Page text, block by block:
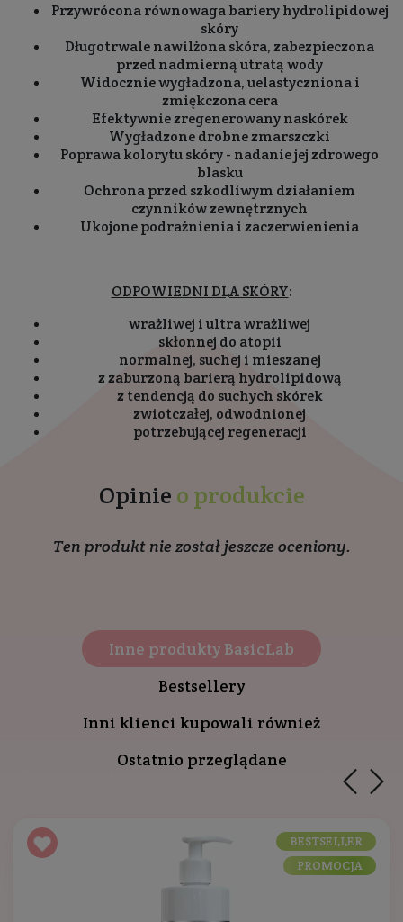
Przywrócona równowaga bariery hydrolipidowej
skóry
Długotrwale nawilżona skóra, zabezpieczona
przed nadmierną utratą wody
Widocznie wygładzona, uelastyczniona i
zmiękczona cera
Efektywnie zregenerowany naskórek
Wygładzone drobne zmarszczki
Poprawa kolorytu skóry - nadanie jej zdrowego
blasku
Ochrona przed szkodliwym działaniem
czynników zewnętrznych
Ukojone podrażnienia i zaczerwienienia
ODPOWIEDNI DLA SKÓRY:
wrażliwej i ultra wrażliwej
skłonnej do atopii
normalnej, suchej i mieszanej
z zaburzoną barierą hydrolipidową
z tendencją do suchych skórek
zwiotczałej, odwodnionej
potrzebującej regeneracji
Opinie o produkcie
Ten produkt nie został jeszcze oceniony.
Inne produkty BasicLab
Bestsellery
Inni klienci kupowali również
Ostatnio przeglądane
BESTSELLER
PROMOCJA